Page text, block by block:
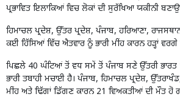
ਪ੍ਰਭਾਵਿਤ ਇਲਾਕਿਆਂ ਵਿਚ ਲੋਕਾਂ ਦੀ ਸੁਰੱਖਿਆ ਯਕੀਨੀ
ਹਿਮਾਚਲ ਪ੍ਰਦੇਸ਼, ਉੱਤਰ ਪ੍ਰਦੇਸ਼, ਪੰਜਾਬ, ਹਰਿਆਣਾ,
ਕਈ ਹਿੱਸਿਆਂ ਵਿੱਚ ਐਤਵਾਰ ਨੂੰ ਭਾਰੀ ਮੀਂਹ ਕਾਰਨ ਹੜ੍ਹਾਂ
ਪਿਛਲੇ 40 ਘੰਟਿਆਂ ਤੋਂ ਵਧ ਸਮੇਂ ਤੋਂ ਪੰਜਾਬ ਸਣੇ ਉੱਤਰੀ ਭਾਰਤ
ਭਾਰੀ ਤਬਾਹੀ ਮਚਾਈ ਹੈ। ਪੰਜਾਬ, ਹਿਮਾਚਲ ਪ੍ਰਦੇਸ਼,
ਮੀਂਹ ਅਤੇ ਢਿੱਗਾਂ ਡਿੱਗਣ ਕਾਰਨ 21 ਵਿਅਕਤੀਆਂ ਦੀ ਮੌਤ ਹੋ